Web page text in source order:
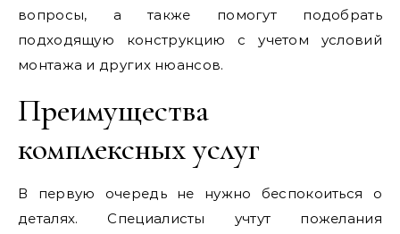
вопросы, а также помогут подобрать
подходящую конструкцию с учетом условий
монтажа и других нюансов.
Преимущества
комплексных услуг
В первую очередь не нужно беспокоиться о
деталях. Специалисты учтут пожелания